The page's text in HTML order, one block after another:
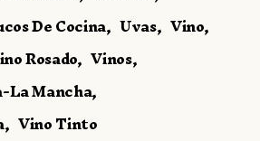
De Cocina Uvas Vino
Rosado Vinos
La Mancha
Vino Tinto